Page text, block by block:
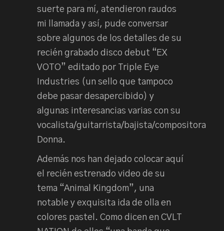
suerte para mí, atendieron raudos
mi llamada y así, pude conversar
sobre algunos de los detalles de su
recién grabado disco debut “EX
VOTO” editado por Triple Eye
Industries (un sello que tampoco
debe pasar desapercibido) y
algunas interesancias varias con su
vocalista/guitarrista/bajista/compositora
Donna.
Además nos han dejado colocar aquí
el recién estrenado video de su
tema “Animal Kingdom”, una
notable y exquisita ida de olla en
colores pastel. Como dicen en CVLT